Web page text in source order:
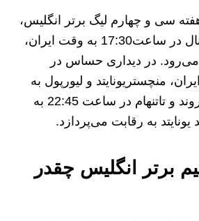
سی و چهارم لیگ برتر انگلیس،
در روز یکشنبه آرسنال در ساعت17:30 به وقت ایران،
در دیداری حساس در
ایران، منچستریونایتد و لیورپول به
مصاف یکدیگر می روند و تاتنهام در ساعت 22:45 به
یونایتد به رقابت می‌پردازد.
5 تیم برتر انگلیس چقدر